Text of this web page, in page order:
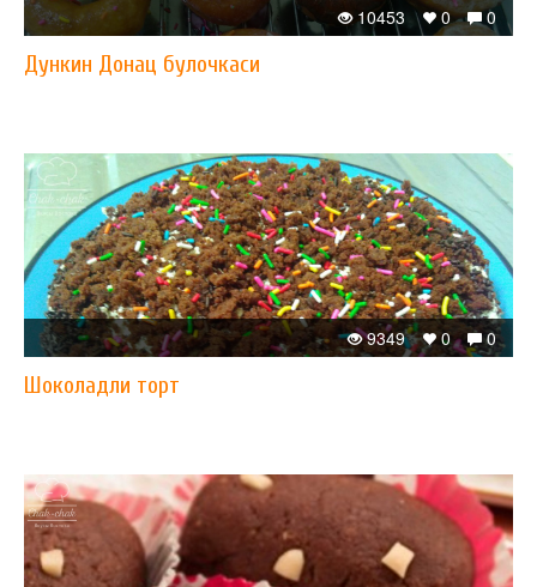
0
0
10453
Дункин Донац булочкаси
0
0
9349
Шоколадли торт